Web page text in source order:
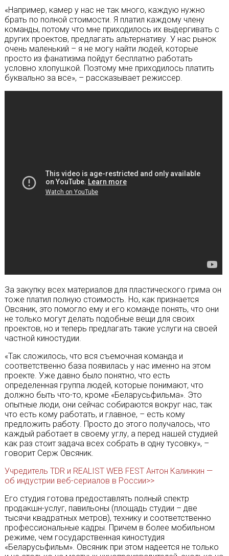
«Например, камер у нас не так много, каждую нужно
брать по полной стоимости. Я платил каждому члену
команды, потому что мне приходилось их выдергивать с
других проектов, предлагать альтернативу. У нас рынок
очень маленький – я не могу найти людей, которые
просто из фанатизма пойдут бесплатно работать
условно хлопушкой. Поэтому мне приходилось платить
буквально за все», – рассказывает режиссер.
За закупку всех материалов для пластического грима он
тоже платил полную стоимость. Но, как признается
Овсяник, это помогло ему и его команде понять, что они
не только могут делать подобные вещи для своих
проектов, но и теперь предлагать такие услуги на своей
частной киностудии.
«Так сложилось, что вся съемочная команда и
соответственно база появилась у нас именно на этом
проекте. Уже давно было понятно, что есть
определенная группа людей, которые понимают, что
должно быть что-то, кроме «Беларусьфильма». Это
опытные люди, они сейчас собираются вокруг нас, так
что есть кому работать, и главное, – есть кому
предложить работу. Просто до этого получалось, что
каждый работает в своему углу, а перед нашей студией
как раз стоит задача всех собрать в одну тусовку», –
говорит Серж Овсяник.
Учредитель TDR и REALIST WEB FEST Антон Калинкин —
об индустрии веб-сериалов в России>>
Его студия готова предоставлять полный спектр
продакшн-услуг, павильоны (площадь студии – две
тысячи квадратных метров), технику и соответственно
профессиональные кадры. Причем в более мобильном
режиме, чем государственная киностудия
«Беларусьфильм». Овсяник при этом надеется не только